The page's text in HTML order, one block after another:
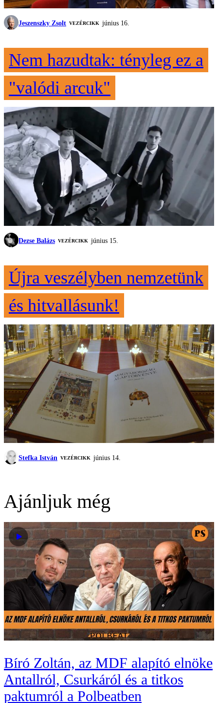
Jeszenszky Zsolt VEZÉRCIKK június 16.
Nem hazudtak: tényleg ez a
"valódi arcuk"
Dezse Balázs VEZÉRCIKK június 15.
Újra veszélyben nemzetünk
és hitvallásunk!
Stefka István VEZÉRCIKK június 14.
Ajánljuk még
Bíró Zoltán, az MDF alapító elnöke
Antallról, Csurkáról és a titkos
paktumról a Polbeatben